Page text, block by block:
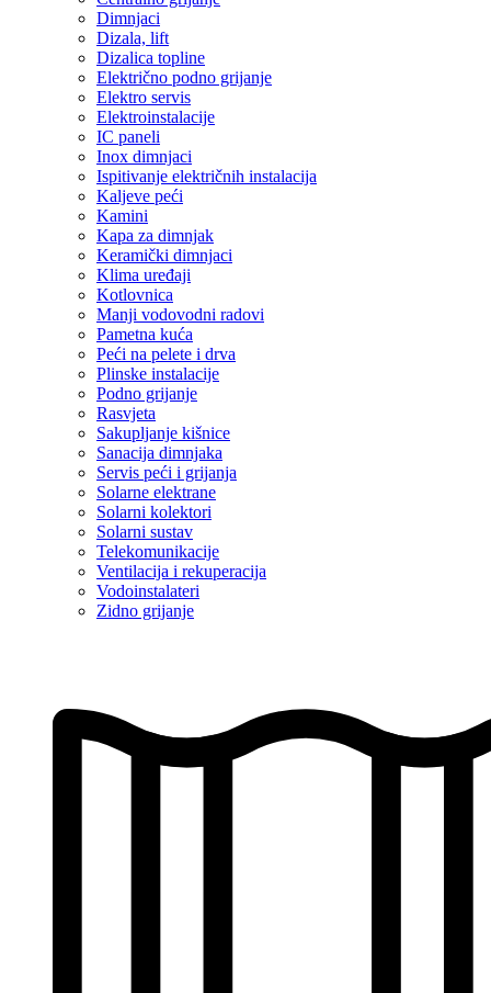
Dimnjaci
Dizala, lift
Dizalica topline
Električno podno grijanje
Elektro servis
Elektroinstalacije
IC paneli
Inox dimnjaci
Ispitivanje električnih instalacija
Kaljeve peći
Kamini
Kapa za dimnjak
Keramički dimnjaci
Klima uređaji
Kotlovnica
Manji vodovodni radovi
Pametna kuća
Peći na pelete i drva
Plinske instalacije
Podno grijanje
Rasvjeta
Sakupljanje kišnice
Sanacija dimnjaka
Servis peći i grijanja
Solarne elektrane
Solarni kolektori
Solarni sustav
Telekomunikacije
Ventilacija i rekuperacija
Vodoinstalateri
Zidno grijanje